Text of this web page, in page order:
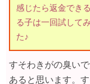
感じたら返金でき
る子は一回試して
た♪
すそわきがの臭い
あると思います。